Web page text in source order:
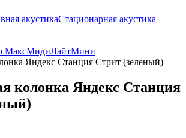
акустикаСтационарная акустика
МаксМидиЛайтМини
Яндекс Станция Стрит (зеленый)
колонка Яндекс Станция